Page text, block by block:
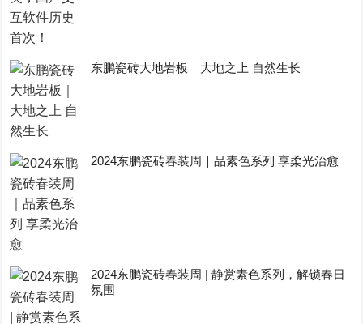
东鹏瓷砖大地岩板｜大地之上 自然生长
2024东鹏瓷砖春装周｜品素色系列 享柔光治愈
2024东鹏瓷砖春装周 | 静赏素色系列，解锁春日
氛围